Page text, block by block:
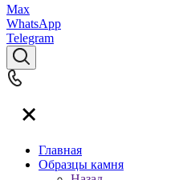
Max
WhatsApp
Telegram
Главная
Образцы камня